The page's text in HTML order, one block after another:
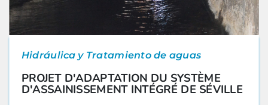
Hidráulica y Tratamiento de aguas
PROJET D'ADAPTATION DU SYSTÈME
D'ASSAINISSEMENT INTÉGRÉ DE SÉVILLE